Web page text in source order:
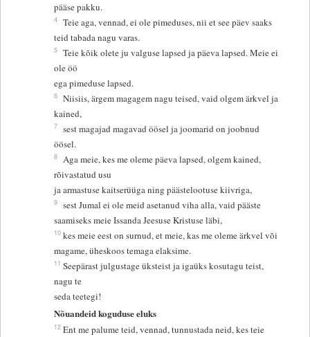
pääse pakku.
4 Teie aga, vennad, ei ole pimeduses, nii et see päev saaks
teid tabada nagu varas.
5 Teie kõik olete ju valguse lapsed ja päeva lapsed. Meie ei
ole öö
ega pimeduse lapsed.
6 Niisiis, ärgem magagem nagu teised, vaid olgem ärkvel ja
kained,
7 sest magajad magavad öösel ja joomarid on joobnud
öösel.
8 Aga meie, kes me oleme päeva lapsed, olgem kained,
rõivastatud usu
ja armastuse kaitserüüga ning päästelootuse kiivriga,
9 sest Jumal ei ole meid asetanud viha alla, vaid pääste
saamiseks meie Issanda Jeesuse Kristuse läbi,
10 kes meie eest on surnud, et meie, kas me oleme ärkvel või
magame, üheskoos temaga elaksime.
11 Seepärast julgustage üksteist ja igaüks kosutagu teist,
nagu te
seda teetegi!
Nõuandeid koguduse eluks
12 Ent me palume teid, vennad, tunnustada neid, kes teie